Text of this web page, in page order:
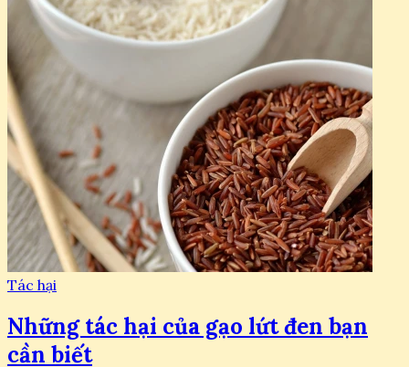
Tác hại
Những tác hại của gạo lứt đen bạn
cần biết